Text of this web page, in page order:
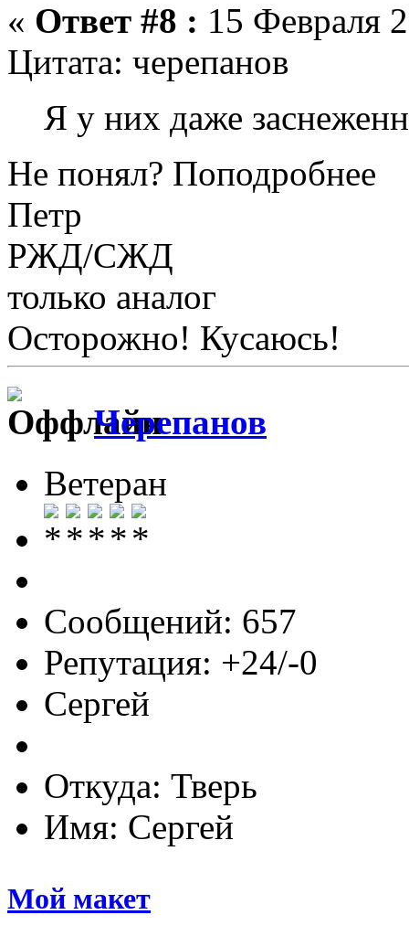
« Ответ #8 : 15 Февраля
Цитата: черепанов
Я у них даже
Не понял? Поподробнее
Петр
РЖД/СЖД
только аналог
Осторожно! Кусаюсь!
Черепанов
Ветеран
Сообщений: 657
Репутация: +24/-0
Сергей
Откуда: Тверь
Имя: Сергей
Мой макет